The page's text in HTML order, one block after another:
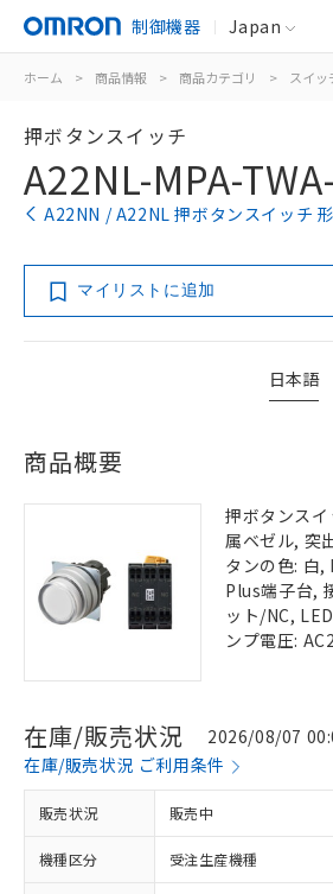
制御機器 Japan
ホーム > 商品情報 > 商品カテゴリ > スイッ
押ボタンスイッチ
A22NL-MPA-
A22NN / A22NL 押ボタンスイッチ
マイリストに追加
日本語
商品概要
押ボタンス
属ベゼル, 突
タンの色: 白,
Plus端子台,
ット/NC,
ンプ電圧:
在庫/販売状況
2026/08/07
在庫/販売状況 ご利用条件
販売状況 販売中
機種区分 受注生産機種